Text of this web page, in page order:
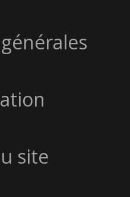
site